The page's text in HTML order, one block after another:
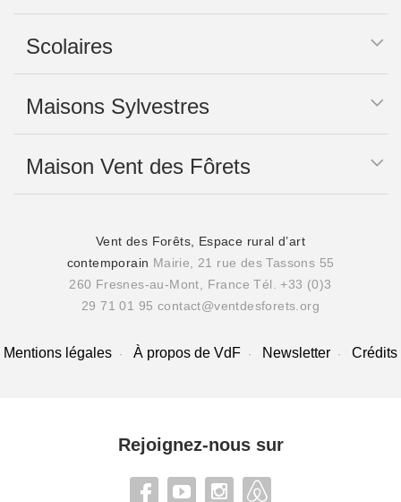
Scolaires
Maisons Sylvestres
Maison Vent des Fôrets
Vent des Forêts, Espace rural d’art
contemporain Mairie, 21 rue des Tassons 55
260 Fresnes-au-Mont, France Tél. +33 (0)3
29 71 01 95 contact@ventdesforets.org
Mentions légales À propos de VdF Newsletter Crédits
Rejoignez-nous sur